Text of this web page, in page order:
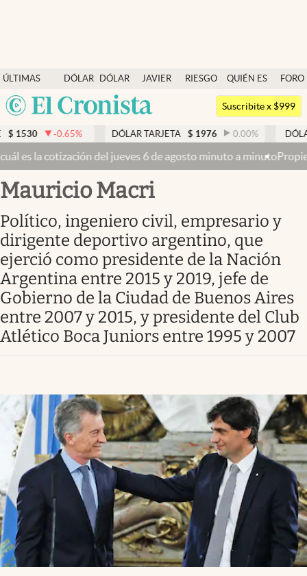
ÚLTIMAS
NOTICIAS
DÓLAR
DÓLAR
BLUE
JAVIER
RIESGO
QUIÉN ES
QUIÉN
FORO
Argentina
México
Dólar
Members
Economía y Política
Finanzas y Mercados
Mercados Online
Columnistas
Otras secciones
Apertura
Infotechnology
Clase
Mundial 2026
Eventos Corporativos
El Cronista Studio
Mediakit
abre en nueva pestaña
Argentina
Suscribite x $999
% DÓLAR TARJETA $ 1976 0.00 % DÓLAR MEP
de agosto minuto a minutoPropiedad privada: con cruces y
Mauricio Macri
Político, ingeniero civil, empresario y
dirigente deportivo argentino, que
ejerció como presidente de la Nación
Argentina entre 2015 y 2019, jefe de
Gobierno de la Ciudad de Buenos Aires
entre 2007 y 2015, y presidente del Club
Atlético Boca Juniors entre 1995 y 2007